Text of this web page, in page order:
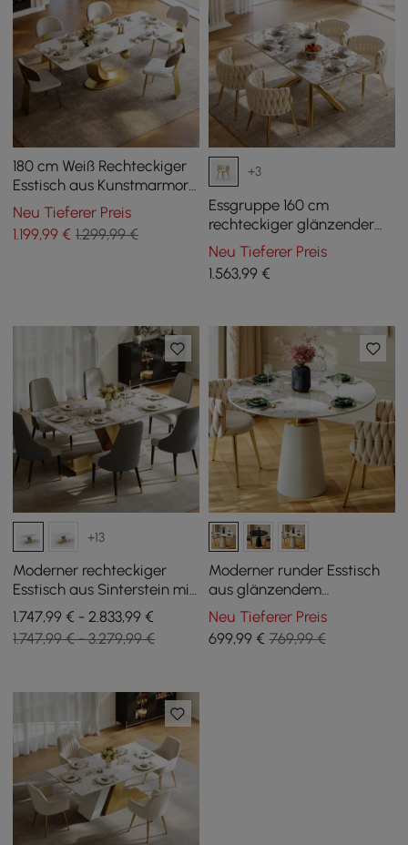
180 cm Weiß Rechteckiger
Esstisch aus Kunstmarmor
Tischplatte mit Sockel
Neu Tieferer Preis
1.199,99 € 1.299,99 €
+3
Essgruppe 160 cm
rechteckiger glänzender
Pandora-Esstisch aus
gesintertem Stein mit 4
Stühlen
Neu Tieferer Preis
1.563,99€
+13
Moderner rechteckiger
Esstisch aus Sinterstein mit
6 Stühlen in Gold, 2000
mm
1.747,99 € - 2.833,99 €
1.747,99 € - 3.279,99 €
Moderner runder Esstisch
aus glänzendem
Sinterstein mit
lederummanteltem Fuß für
2 Pers., 100 cm
Neu Tieferer Preis
699,99€ 769,99 €